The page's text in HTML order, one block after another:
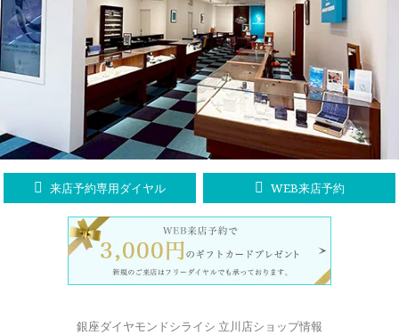
クローズアップ
プロポーズアイテム
ラブレタージュエリー
アニバーサリージュエリー
商品クオリティ
ダイヤモンドの品質
ダイヤモンド仕入れのこだわり
指輪の品質・特徴
シライシについて
ブランドコンセプト
お客様への想い
ブライダルリングへの想い
パイオニアの想い
サービス
シークレットストーン
レーザー刻印サービス
ナノジュエリーコート
永久保証サービス
ニュース・フェア
店舗のご案内
来店予約専用ダイヤル WEB来店予約
銀座ダイヤモンドシライシ 立川店ショップ情報